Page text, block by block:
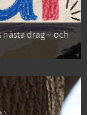
drag – och